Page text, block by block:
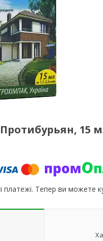
15
платежі. Тепер ви